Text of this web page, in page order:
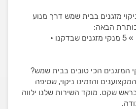
מזגנים בבית שמש דרך מנוע
הבאה:
ניקוי מזגן בבית שמש » 5 מנקי מזגנים שבדקנו •
המזגנים הכי טובים בבית שמש?
והזמינו ניקוי, שטיפה
ובראש שקט. מוקד השירות שלנו ילווה